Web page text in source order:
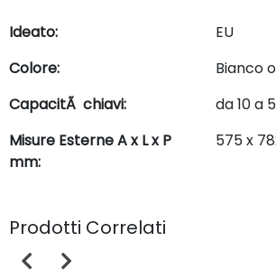
Ideato:
EU
Colore:
Bianco
CapacitÃ chiavi:
da 10 a
Misure Esterne A x L x P
mm:
575 x
Prodotti Correlati